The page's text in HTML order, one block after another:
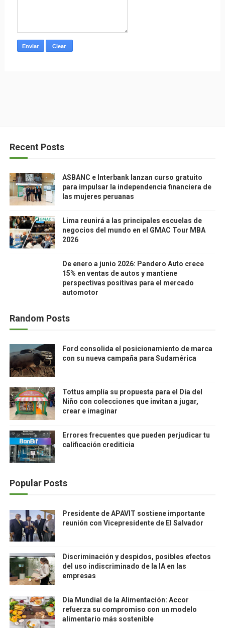
Recent Posts
ASBANC e Interbank lanzan curso gratuito
para impulsar la independencia financiera de
las mujeres peruanas
Lima reunirá a las principales escuelas de
negocios del mundo en el GMAC Tour MBA
2026
De enero a junio 2026: Pandero Auto crece
15% en ventas de autos y mantiene
perspectivas positivas para el mercado
automotor
Random Posts
Ford consolida el posicionamiento de marca
con su nueva campaña para Sudamérica
Tottus amplía su propuesta para el Día del
Niño con colecciones que invitan a jugar,
crear e imaginar
Errores frecuentes que pueden perjudicar tu
calificación crediticia
Popular Posts
Presidente de APAVIT sostiene importante
reunión con Vicepresidente de El Salvador
Discriminación y despidos, posibles efectos
del uso indiscriminado de la IA en las
empresas
Día Mundial de la Alimentación: Accor
refuerza su compromiso con un modelo
alimentario más sostenible